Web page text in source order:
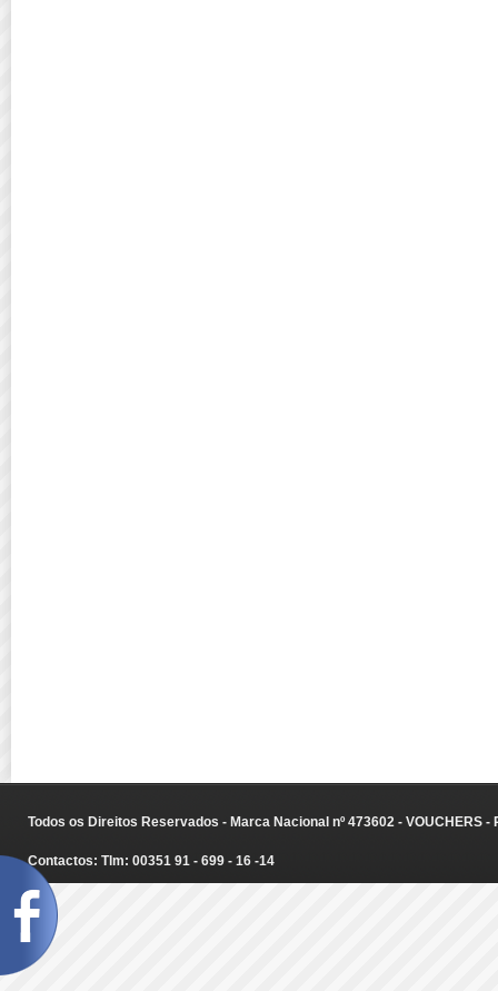
Todos os Direitos Reservados - Marca Nacional nº 473602 - VOUCHERS
Contactos: Tlm: 00351 91 - 699 - 16 -14